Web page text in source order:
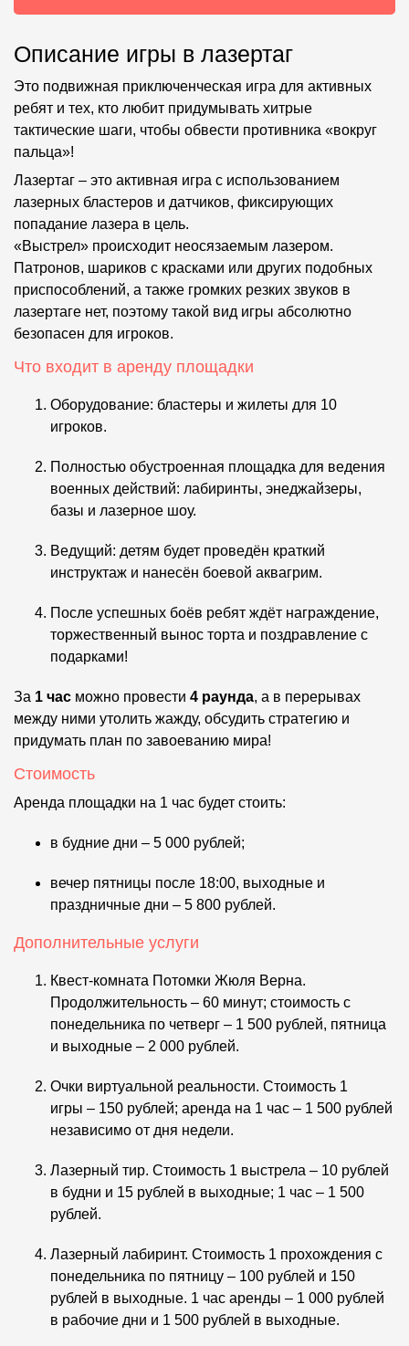
Описание игры в лазертаг
Это подвижная приключенческая игра для активных
ребят и тех, кто любит придумывать хитрые
тактические шаги, чтобы обвести противника «вокруг
пальца»!
Лазертаг – это активная игра с использованием
лазерных бластеров и датчиков, фиксирующих
попадание лазера в цель.
«Выстрел» происходит неосязаемым лазером.
Патронов, шариков с красками или других подобных
приспособлений, а также громких резких звуков в
лазертаге нет, поэтому такой вид игры абсолютно
безопасен для игроков.
Что входит в аренду площадки
Оборудование: бластеры и жилеты для 10
игроков.
Полностью обустроенная площадка для ведения
военных действий: лабиринты, энеджайзеры,
базы и лазерное шоу.
Ведущий: детям будет проведён краткий
инструктаж и нанесён боевой аквагрим.
После успешных боёв ребят ждёт награждение,
торжественный вынос торта и поздравление с
подарками!
За 1 час можно провести 4 раунда, а в перерывах
между ними утолить жажду, обсудить стратегию и
придумать план по завоеванию мира!
Стоимость
Аренда площадки на 1 час будет стоить:
в будние дни – 5 000 рублей;
вечер пятницы после 18:00, выходные и
праздничные дни – 5 800 рублей.
Дополнительные услуги
Квест-комната Потомки Жюля Верна.
Продолжительность – 60 минут; стоимость с
понедельника по четверг – 1 500 рублей, пятница
и выходные – 2 000 рублей.
Очки виртуальной реальности. Стоимость 1
игры – 150 рублей; аренда на 1 час – 1 500 рублей
независимо от дня недели.
Лазерный тир. Стоимость 1 выстрела – 10 рублей
в будни и 15 рублей в выходные; 1 час – 1 500
рублей.
Лазерный лабиринт. Стоимость 1 прохождения с
понедельника по пятницу – 100 рублей и 150
рублей в выходные. 1 час аренды – 1 000 рублей
в рабочие дни и 1 500 рублей в выходные.